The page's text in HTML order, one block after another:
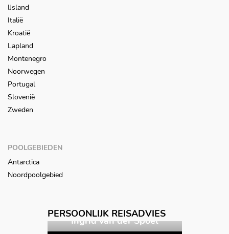
IJsland
Italië
Kroatië
Lapland
Montenegro
Noorwegen
Portugal
Slovenië
Zweden
POOLGEBIEDEN
Antarctica
Noordpoolgebied
PERSOONLIJK REISADVIES
Ingrid van der Spoel